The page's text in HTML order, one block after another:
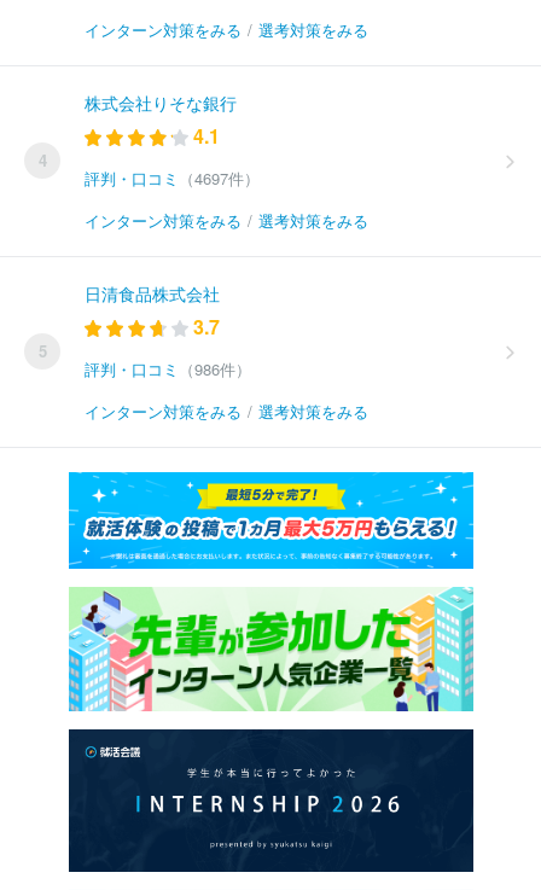
インターン対策をみる / 選考対策をみる
4
株式会社りそな銀行
4.1
評判・口コミ
（4697件）
インターン対策をみる / 選考対策をみる
5
日清食品株式会社
3.7
評判・口コミ
（986件）
インターン対策をみる / 選考対策をみる